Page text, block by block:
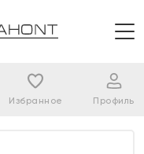
Избранное Профиль